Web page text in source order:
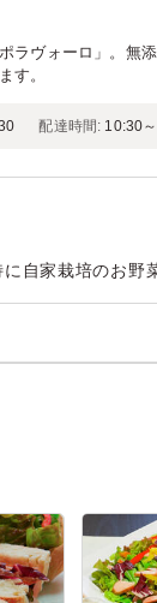
ラヴォーロ」。無
す。
配達時間: 10:30
自家栽培のお野
飽きることなく